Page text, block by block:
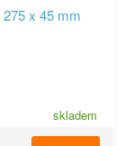
skladem